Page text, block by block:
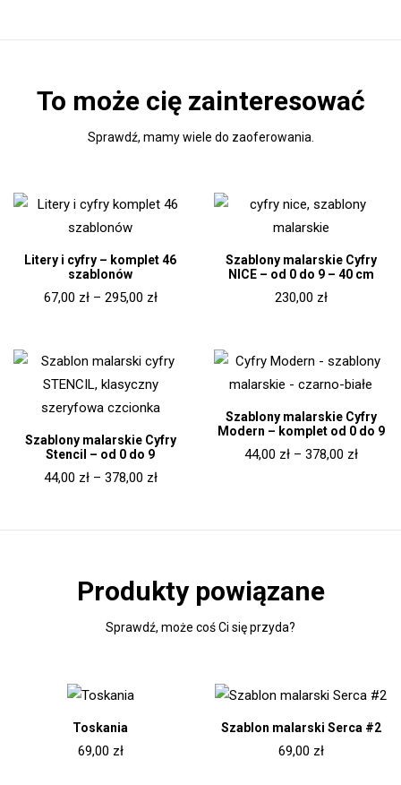
To może cię zainteresować
Sprawdź, mamy wiele do zaoferowania.
Litery i cyfry – komplet 46
szablonów
67,00 zł – 295,00 zł
Szablony malarskie Cyfry
NICE – od 0 do 9 – 40 cm
230,00 zł
Szablony malarskie Cyfry
Stencil – od 0 do 9
44,00 zł – 378,00 zł
Szablony malarskie Cyfry
Modern – komplet od 0 do 9
44,00 zł – 378,00 zł
Produkty powiązane
Sprawdź, może coś Ci się przyda?
Toskania
69,00 zł
Szablon malarski Serca #2
69,00 zł